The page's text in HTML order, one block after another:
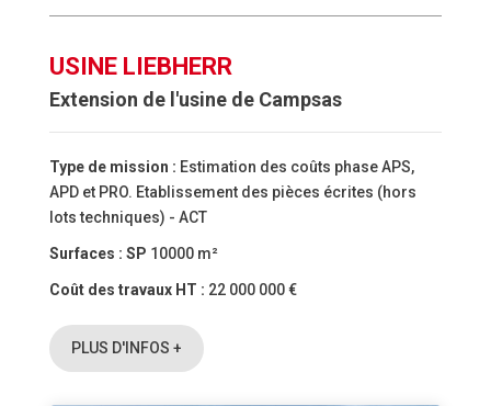
USINE LIEBHERR
Extension de l'usine de Campsas
Type de mission : Estimation des coûts phase APS,
APD et PRO. Etablissement des pièces écrites (hors
lots techniques) - ACT
Surfaces : SP 10000 m²
Coût des travaux HT : 22 000 000 €
PLUS D'INFOS +